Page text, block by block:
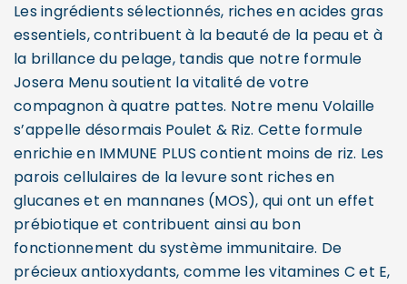
Les ingrédients sélectionnés, riches en acides gras
essentiels, contribuent à la beauté de la peau et à
la brillance du pelage, tandis que notre formule
Josera Menu soutient la vitalité de votre
compagnon à quatre pattes. Notre menu Volaille
s’appelle désormais Poulet & Riz. Cette formule
enrichie en IMMUNE PLUS contient moins de riz. Les
parois cellulaires de la levure sont riches en
glucanes et en mannanes (MOS), qui ont un effet
prébiotique et contribuent ainsi au bon
fonctionnement du système immunitaire. De
précieux antioxydants, comme les vitamines C et E,